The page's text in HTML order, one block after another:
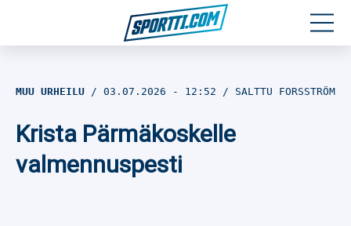
Jalkapallo
MUU URHEILU 03.07.2026 - 12:52 SALTTU FORSSTRÖM
Krista Pärmäkoskelle
valmennuspesti